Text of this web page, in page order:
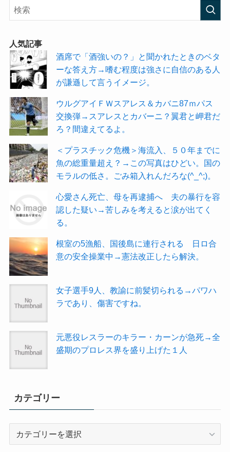
人気記事
酒席で「酒強いの？」と聞かれたときのベタ
ーな答え方→嗜む程度は強さに自信のある人
が謙遜して言うイメージ。
ウルグアイＦＷスアレス＆カバニ87ｍパス
交換弾→スアレスとカバーニ？翼君と岬君だ
ろ？間違えてるよ。
＜プラスチック危機＞海流入、５０年までに
魚の総重量超え？→この写真はひどい。国の
モラルの低さ。ごみ箱入れんだろな(^_^;)。
心愛さん死亡、母を再逮捕へ 夫の暴行を容
認した疑い→苦しみを考えると涙が出てく
る。
根室の5漁船、国後島に連行される 日ロ合
意の安全操業中→憲法改正したら解決。
女子選手9人、教諭に前髪切られる→パワハ
ラであり、傷害ですね。
元悪役レスラーのキラー・カーンが急死→全
盛期のプロレス界を盛り上げた１人
カテゴリー